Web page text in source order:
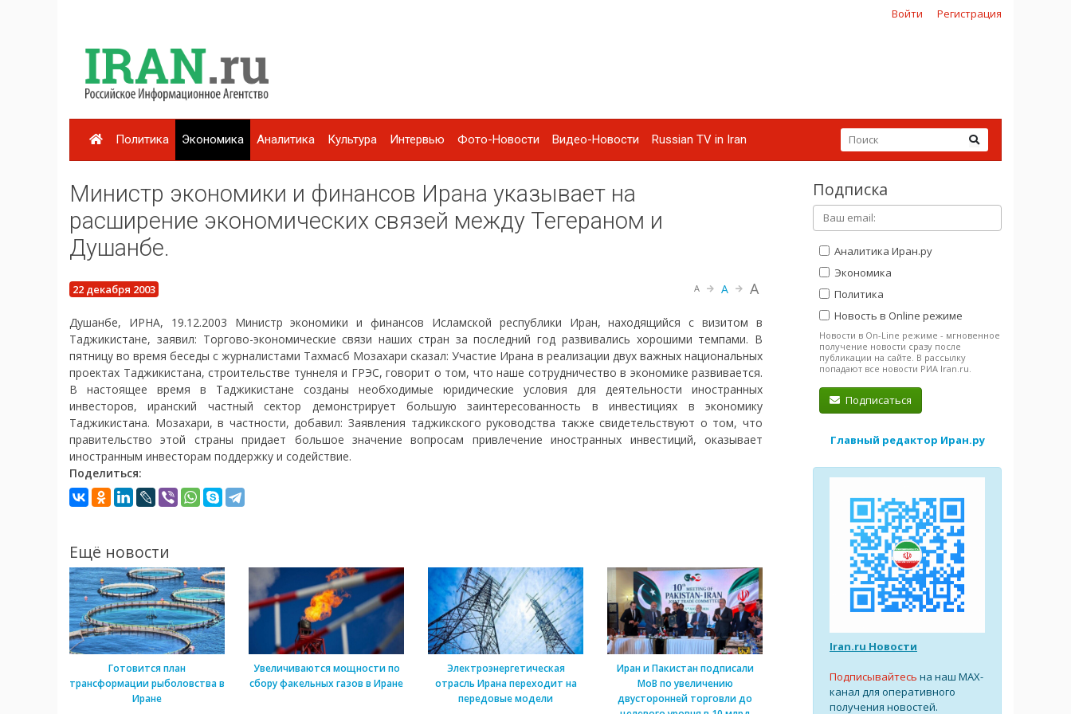
Войти Регистрация
Политика Экономика Аналитика Культура Интервью Фото-Новости Видео-Новости Russian TV in Iran
Министр экономики и финансов Ирана указывает на
расширение экономических связей между Тегераном и
Душанбе.
22 декабря 2003 A A A
Душанбе, ИРНА, 19.12.2003 Министр экономики и финансов Исламской республики Иран, находящийся с визитом в
Таджикистане, заявил: Торгово-экономические связи наших стран за последний год развивались хорошими темпами. В
пятницу во время беседы с журналистами Тахмасб Мозахари сказал: Участие Ирана в реализации двух важных национальных
проектах Таджикистана, строительстве туннеля и ГРЭС, говорит о том, что наше сотрудничество в экономике развивается.
В настоящее время в Таджикистане созданы необходимые юридические условия для деятельности иностранных
инвесторов, иранский частный сектор демонстрирует большую заинтересованность в инвестициях в экономику
Таджикистана. Мозахари, в частности, добавил: Заявления таджикского руководства также свидетельствуют о том, что
правительство этой страны придает большое значение вопросам привлечение иностранных инвестиций, оказывает
иностранным инвесторам поддержку и содействие.
Поделиться:
Ещё новости
Готовится план
трансформации рыболовства в
Иране
Увеличиваются мощности по
сбору факельных газов в Иране
Электроэнергетическая
отрасль Ирана переходит на
передовые модели
Иран и Пакистан подписали
МоВ по увеличению
двусторонней торговли до
Подписка
Аналитика Иран.ру
Экономика
Политика
Новость в Online режиме
Новости в On-Line режиме - мгновенное
получение новости сразу после
публикации на сайте. В рассылку
попадают все новости РИА Iran.ru.
Подписаться
Главный редактор Иран.ру
Iran.ru Новости
Подписывайтесь на наш MAX-
канал для оперативного
получения новостей.